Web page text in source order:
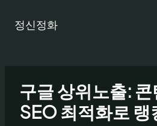
정신정화
구글 상위노출:
SEO 최적화로 랭